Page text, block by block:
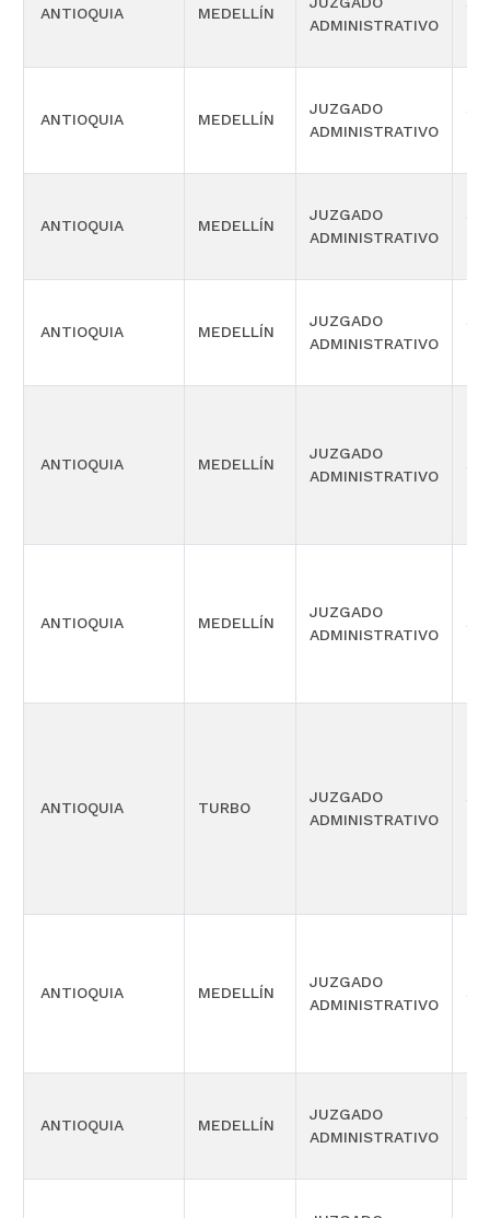
ANTIOQUIA MEDELLÍN
ADMINISTRATIVO
ANTIOQUIA MEDELLÍN
JUZGADO
ADMINISTRATIVO
ANTIOQUIA MEDELLÍN
JUZGADO
ADMINISTRATIVO
ANTIOQUIA MEDELLÍN
JUZGADO
ADMINISTRATIVO
ANTIOQUIA MEDELLÍN
JUZGADO
ADMINISTRATIVO
ANTIOQUIA MEDELLÍN
JUZGADO
ADMINISTRATIVO
ANTIOQUIA TURBO
JUZGADO
ADMINISTRATIVO
ANTIOQUIA MEDELLÍN
JUZGADO
ADMINISTRATIVO
ANTIOQUIA MEDELLÍN
JUZGADO
ADMINISTRATIVO